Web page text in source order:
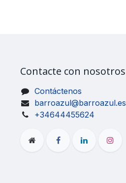
Contacte con nosotros
Contáctenos
barroazul@barroazul.es
+34644455624